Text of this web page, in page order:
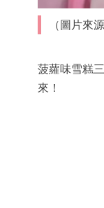
（圖片來
菠蘿味雪糕
來！